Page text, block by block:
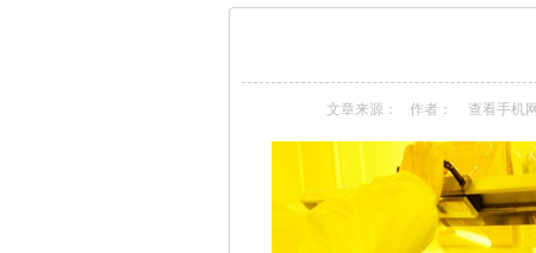
文章来源： 作者： 查看手机